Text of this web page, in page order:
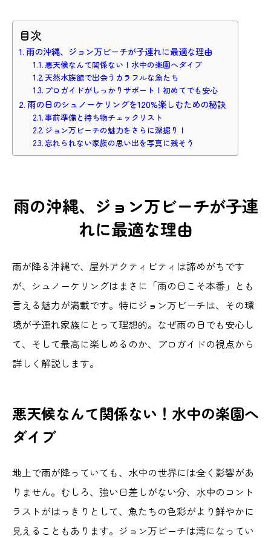
目次
雨の沖縄、ジョン万ビーチが子連れに最適な理由
悪天候なんて関係ない！水中の楽園へダイブ
天然水族館で出会うカラフルな魚たち
プロガイドがしっかりサポート！初めてでも安心
雨の日のシュノーケリングを120%楽しむための秘訣
事前準備と持ち物チェックリスト
ジョン万ビーチの魅力をさらに深掘り！
忘れられない家族の思い出を写真に残そう
雨の沖縄、ジョン万ビーチが子連
れに最適な理由
雨が降る沖縄で、屋外アクティビティは諦めがちです
が、シュノーケリングはまさに「雨の日こそ本番」とも
言える魅力が満載です。特にジョン万ビーチは、その環
境が子連れ家族にとって理想的。なぜ雨の日でも安心し
て、そして最高に楽しめるのか、プロガイドの視点から
詳しく解説します。
悪天候なんて関係ない！水中の楽園へ
ダイブ
地上で雨が降っていても、水中の世界には全く影響があ
りません。むしろ、強い日差しがない分、水中のコント
ラストがはっきりとして、魚たちの色彩がより鮮やかに
見えることもあります。ジョン万ビーチは湾になってい